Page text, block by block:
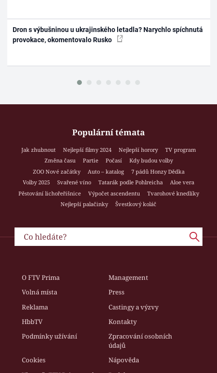
Dron s výbušninou u ukrajinského letadla? Narychlo spíchnutá
provokace, okomentovalo Rusko
Populární témata
Jak zhubnout Nejlepší filmy 2024 Nejlepší horory
TV program
Změna času
Partie Počasí
Kdy budou volby
ZOO Nové začátky
Auto – katalog
7 pádů Honzy Dědka
Volby 2025
Svařené víno Tatarák podle Pohlreicha
Aloe vera
Pěstování lichořeřišnice
Výpočet ascendentu
Tvarohové knedlíky
Nejlepší palačinky
Švestkový koláč
O FTV Prima
Management
Volná místa
Press
Reklama
Castingy a výzvy
HbbTV
Kontakty
Podmínky užívání
Zpracování osobních
údajů
Cookies
Nápověda